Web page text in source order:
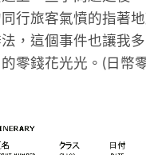
行旅客氣憤的指著
，這個事件也讓我
零錢花光光。(日幣